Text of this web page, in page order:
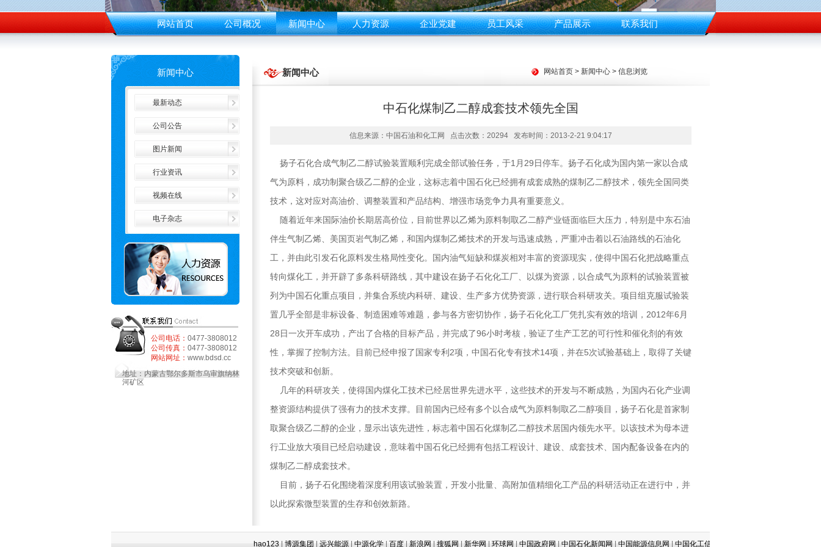
网站首页 公司概况 新闻中心 人力资源 企业党建 员工风采 产品展示 联系我们
新闻中心
最新动态
公司公告
图片新闻
行业资讯
视频在线
电子杂志
公司电话： 0477-3808012
公司传真： 0477-3808012
网站网址： www.bdsd.cc
地址：内蒙古鄂尔多斯市乌审旗纳林
河矿区
新闻中心 网站首页 > 新闻中心 > 信息浏览
中石化煤制乙二醇成套技术领先全国
信息来源：中国石油和化工网 点击次数：20294 发布时间：2013-2-21 9:04:17
扬子石化合成气制乙二醇试验装置顺利完成全部试验任务，于1月29日停车。扬子石化成为国内第一家以合成
气为原料，成功制聚合级乙二醇的企业，这标志着中国石化已经拥有成套成熟的煤制乙二醇技术，领先全国同类
技术，这对应对高油价、调整装置和产品结构、增强市场竞争力具有重要意义。
随着近年来国际油价长期居高价位，目前世界以乙烯为原料制取乙二醇产业链面临巨大压力，特别是中东石油
伴生气制乙烯、美国页岩气制乙烯，和国内煤制乙烯技术的开发与迅速成熟，严重冲击着以石油路线的石油化
工，并由此引发石化原料发生格局性变化。国内油气短缺和煤炭相对丰富的资源现实，使得中国石化把战略重点
转向煤化工，并开辟了多条科研路线，其中建设在扬子石化化工厂、以煤为资源，以合成气为原料的试验装置被
列为中国石化重点项目，并集合系统内科研、建设、生产多方优势资源，进行联合科研攻关。项目组克服试验装
置几乎全部是非标设备、制造困难等难题，参与各方密切协作，扬子石化化工厂凭扎实有效的培训，2012年6月
28日一次开车成功，产出了合格的目标产品，并完成了96小时考核，验证了生产工艺的可行性和催化剂的有效
性，掌握了控制方法。目前已经申报了国家专利2项，中国石化专有技术14项，并在5次试验基础上，取得了关键
技术突破和创新。
几年的科研攻关，使得国内煤化工技术已经居世界先进水平，这些技术的开发与不断成熟，为国内石化产业调
整资源结构提供了强有力的技术支撑。目前国内已经有多个以合成气为原料制取乙二醇项目，扬子石化是首家制
取聚合级乙二醇的企业，显示出该先进性，标志着中国石化煤制乙二醇技术居国内领先水平。以该技术为母本进
行工业放大项目已经启动建设，意味着中国石化已经拥有包括工程设计、建设、成套技术、国内配备设备在内的
煤制乙二醇成套技术。
目前，扬子石化围绕着深度利用该试验装置，开发小批量、高附加值精细化工产品的科研活动正在进行中，并
以此探索微型装置的生存和创效新路。
|博源集团|远兴能源|中源化学|百度|新浪网| 搜狐网| 新华网| 环球网| 中国政府网 |中国石化新闻网|中国能源信息网|中国化工信息网|倚天科技